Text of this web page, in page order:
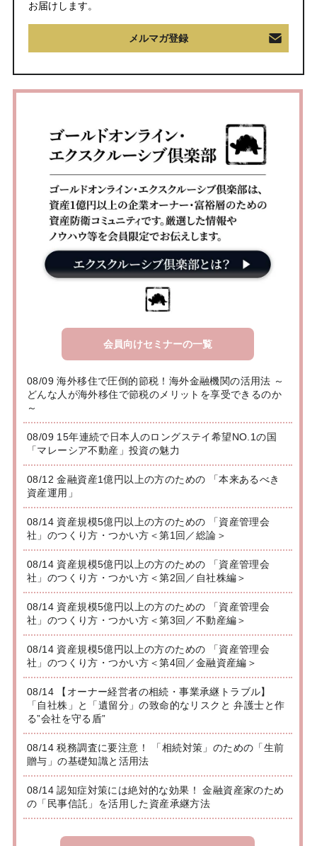
お届けします。
メルマガ登録
会員向けセミナーの一覧
08/09 海外移住で圧倒的節税！海外金融機関の活用法 ～
どんな人が海外移住で節税のメリットを享受できるのか
～
08/09 15年連続で日本人のロングステイ希望NO.1の国
「マレーシア不動産」投資の魅力
08/12 金融資産1億円以上の方のための 「本来あるべき
資産運用」
08/14 資産規模5億円以上の方のための 「資産管理会
社」のつくり方・つかい方＜第1回／総論＞
08/14 資産規模5億円以上の方のための 「資産管理会
社」のつくり方・つかい方＜第2回／自社株編＞
08/14 資産規模5億円以上の方のための 「資産管理会
社」のつくり方・つかい方＜第3回／不動産編＞
08/14 資産規模5億円以上の方のための 「資産管理会
社」のつくり方・つかい方＜第4回／金融資産編＞
08/14 【オーナー経営者の相続・事業承継トラブル】
「自社株」と「遺留分」の致命的なリスクと 弁護士と作
る”会社を守る盾”
08/14 税務調査に要注意！ 「相続対策」のための「生前
贈与」の基礎知識と活用法
08/14 認知症対策には絶対的な効果！ 金融資産家のため
の「民事信託」を活用した資産承継方法